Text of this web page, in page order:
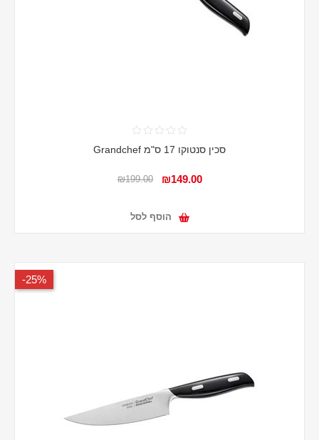
סכין סנטוקו 17 ס"מ Grandchef
₪149.00
₪199.00
הוסף לסל
25%-